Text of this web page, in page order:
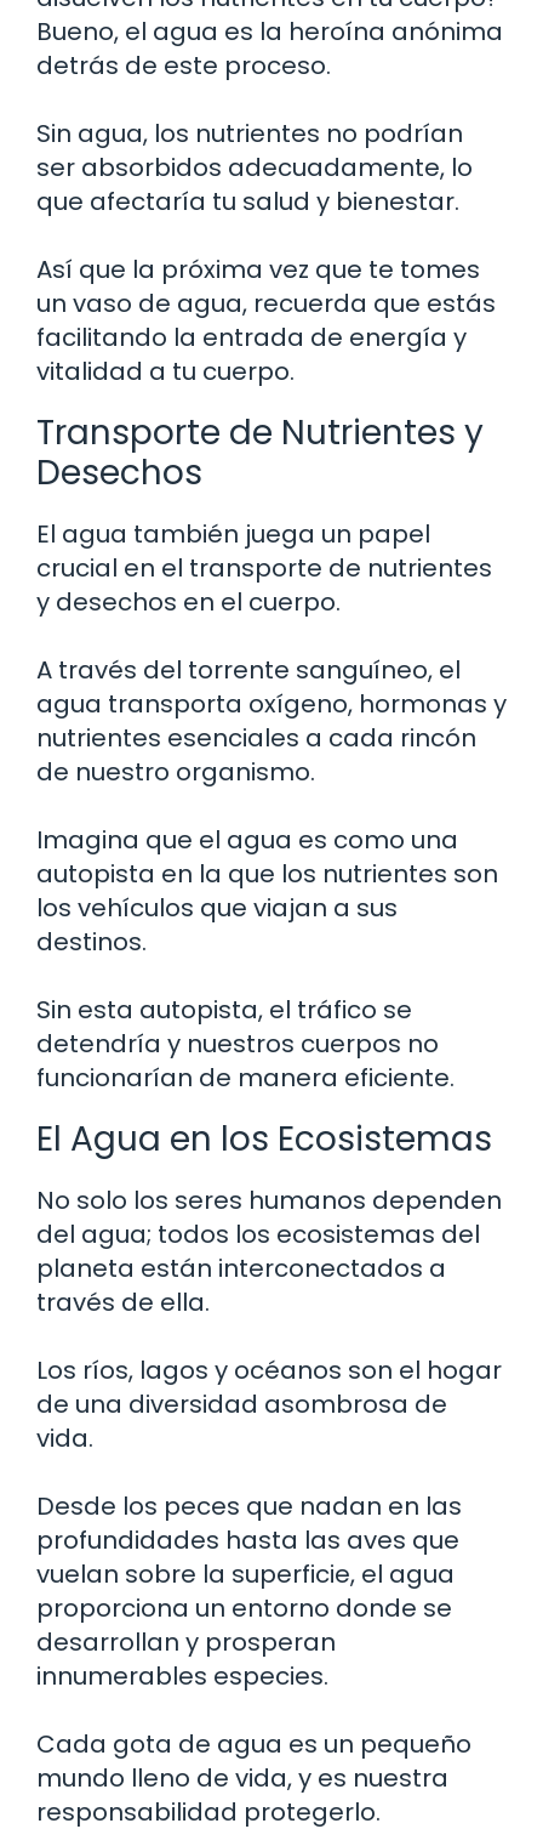
Bueno, el agua es la heroína anónima
detrás de este proceso.
Sin agua, los nutrientes no podrían
ser absorbidos adecuadamente, lo
que afectaría tu salud y bienestar.
Así que la próxima vez que te tomes
un vaso de agua, recuerda que estás
facilitando la entrada de energía y
vitalidad a tu cuerpo.
Transporte de Nutrientes y
Desechos
El agua también juega un papel
crucial en el transporte de nutrientes
y desechos en el cuerpo.
A través del torrente sanguíneo, el
agua transporta oxígeno, hormonas y
nutrientes esenciales a cada rincón
de nuestro organismo.
Imagina que el agua es como una
autopista en la que los nutrientes son
los vehículos que viajan a sus
destinos.
Sin esta autopista, el tráfico se
detendría y nuestros cuerpos no
funcionarían de manera eficiente.
El Agua en los Ecosistemas
No solo los seres humanos dependen
del agua; todos los ecosistemas del
planeta están interconectados a
través de ella.
Los ríos, lagos y océanos son el hogar
de una diversidad asombrosa de
vida.
Desde los peces que nadan en las
profundidades hasta las aves que
vuelan sobre la superficie, el agua
proporciona un entorno donde se
desarrollan y prosperan
innumerables especies.
Cada gota de agua es un pequeño
mundo lleno de vida, y es nuestra
responsabilidad protegerlo.